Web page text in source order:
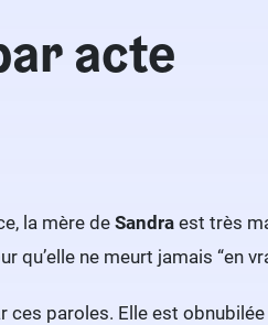
acte
la mère deSandra est très
qu’elle ne meurt jamais “en
ces paroles. Elle est